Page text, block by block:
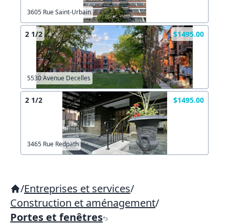
3605 Rue Saint-Urbain
2 1/2 $1495.00
5530 Avenue Decelles
2 1/2 $1495.00
3465 Rue Redpath
/Entreprises et services/
Construction et aménagement/
Portes et fenêtres